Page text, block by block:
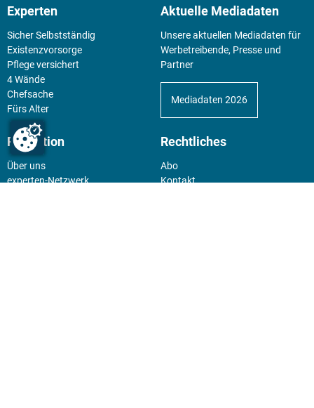
Experten
Sicher Selbstständig
Existenz­vorsorge
Pflege versichert
4 Wände
Chefsache
Fürs Alter
Aktuelle Mediadaten
Unsere aktuellen Mediadaten für
Werbetreibende, Presse und
Partner
Mediadaten 2026
Redaktion
Über uns
experten-Netzwerk
Rechtliches
Abo
Kontakt